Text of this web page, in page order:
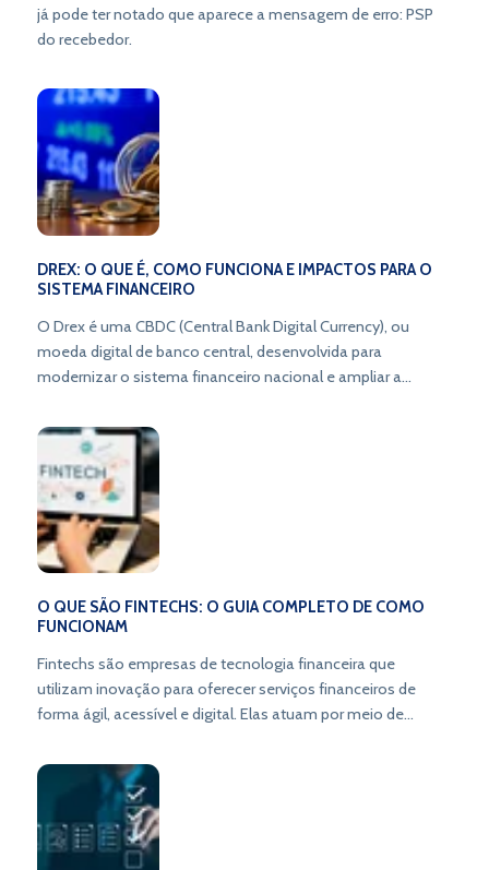
já pode ter notado que aparece a mensagem de erro: PSP
do recebedor.
DREX: O QUE É, COMO FUNCIONA E IMPACTOS PARA O
SISTEMA FINANCEIRO
O Drex é uma CBDC (Central Bank Digital Currency), ou
moeda digital de banco central, desenvolvida para
modernizar o sistema financeiro nacional e ampliar a
O QUE SÃO FINTECHS: O GUIA COMPLETO DE COMO
FUNCIONAM
Fintechs são empresas de tecnologia financeira que
utilizam inovação para oferecer serviços financeiros de
forma ágil, acessível e digital. Elas atuam por meio de
transformando a forma de lidar com o dinheiro.